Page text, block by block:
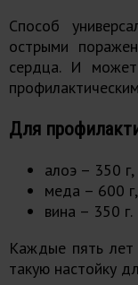
Способ
острыми
сердца. И
Для
алоэ – 350 г,
меда – 600 г,
вина – 350 г.
Каждые пять лет
такую настойку